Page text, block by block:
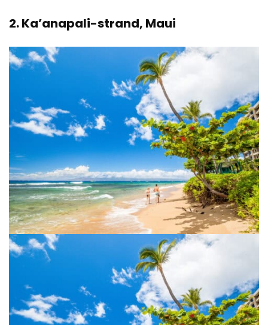
2.Ka’anapali-strand, Maui